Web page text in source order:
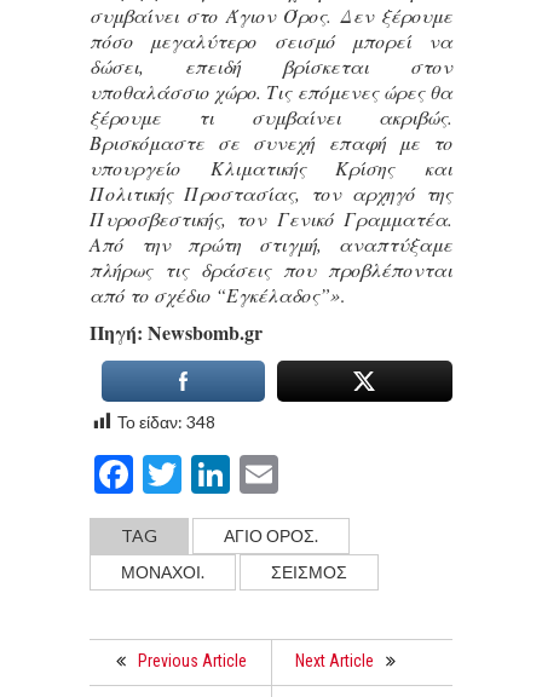
συμβαίνει στο Άγιον Όρος. Δεν ξέρουμε
πόσο μεγαλύτερο σεισμό μπορεί να
δώσει, επειδή βρίσκεται στον
υποθαλάσσιο χώρο. Τις επόμενες ώρες θα
ξέρουμε τι συμβαίνει ακριβώς.
Βρισκόμαστε σε συνεχή επαφή με το
υπουργείο Κλιματικής Κρίσης και
Πολιτικής Προστασίας, τον αρχηγό της
Πυροσβεστικής, τον Γενικό Γραμματέα.
Από την πρώτη στιγμή, αναπτύξαμε
πλήρως τις δράσεις που προβλέπονται
από το σχέδιο “Εγκέλαδος”».
Πηγή: Νewsbomb.gr
Το είδαν: 348
Facebook
TwitterLinkedIn
TAG
ΑΓΙΟ ΟΡΟΣ.
ΜΟΝΑΧΟΙ.
ΣΕΙΣΜΌΣ
Previous Article Next Article